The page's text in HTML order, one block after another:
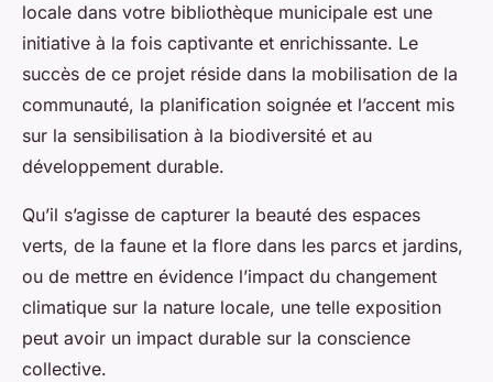
locale dans votre bibliothèque municipale est une
initiative à la fois captivante et enrichissante. Le
succès de ce projet réside dans la mobilisation de la
communauté, la planification soignée et l’accent mis
sur la sensibilisation à la biodiversité et au
développement durable.
Qu’il s’agisse de capturer la beauté des espaces
verts, de la faune et la flore dans les parcs et jardins,
ou de mettre en évidence l’impact du changement
climatique sur la nature locale, une telle exposition
peut avoir un impact durable sur la conscience
collective.